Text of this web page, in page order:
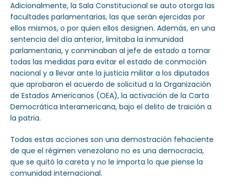
Adicionalmente, la Sala Constitucional se auto otorga las
facultades parlamentarias, las que serán ejercidas por
ellos mismos, o por quien ellos designen. Además, en una
sentencia del día anterior, limitaba la inmunidad
parlamentaria, y conminaban al jefe de estado a tomar
todas las medidas para evitar el estado de conmoción
nacional y a llevar ante la justicia militar a los diputados
que aprobaron el acuerdo de solicitud a la Organización
de Estados Americanos (OEA), la activación de la Carta
Democrática Interamericana, bajo el delito de traición a
la patria.
Todas estas acciones son una demostración fehaciente
de que el régimen venezolano no es una democracia,
que se quitó la careta y no le importa lo que piense la
comunidad internacional.